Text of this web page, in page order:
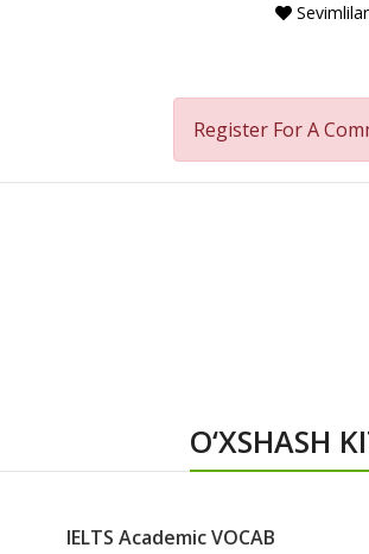
Register For A
O‘XSHASH
IELTS Academic VOCAB